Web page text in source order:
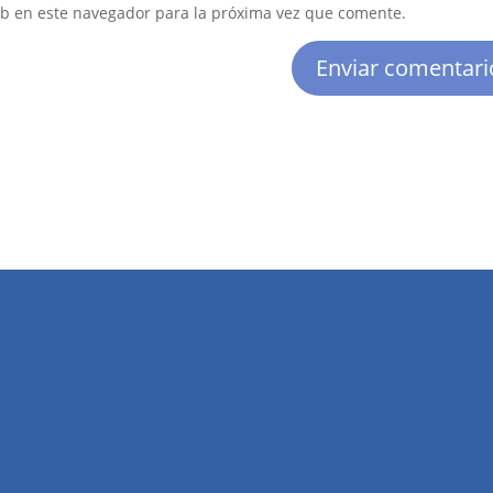
en este navegador para la próxima vez que comente.